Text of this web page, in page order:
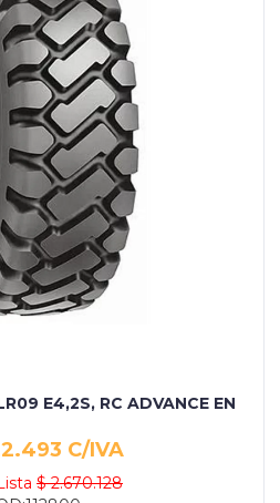
E4,2S, RC ADVANCE EN
C/IVA
$ 2.670.128